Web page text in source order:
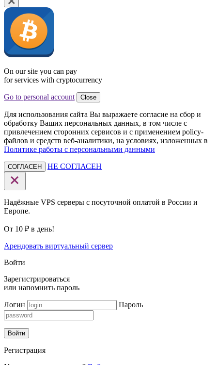
On our site you can pay
for services with cryptocurrency
Go to personal account Close
Для использования сайта Вы выражаете согласие на сбор и
обработку Ваших персональных данных, в том числе с
привлечением сторонних сервисов и с применением policy-
файлов и средств веб-аналитики, на условиях, изложенных в
Политике работы с персональными данными
СОГЛАСЕН НЕ СОГЛАСЕН
Надёжные VPS серверы с посуточной оплатой в России и
Европе.
От 10 ₽ в день!
Арендовать виртуальный сервер
Войти
Зарегистрироваться
или напомнить пароль
Логин Пароль
Войти
Регистрация